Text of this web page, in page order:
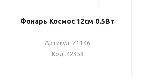
Фонарь Космос 12см 0.5Вт
Артикул: Z1146
Код: 42358